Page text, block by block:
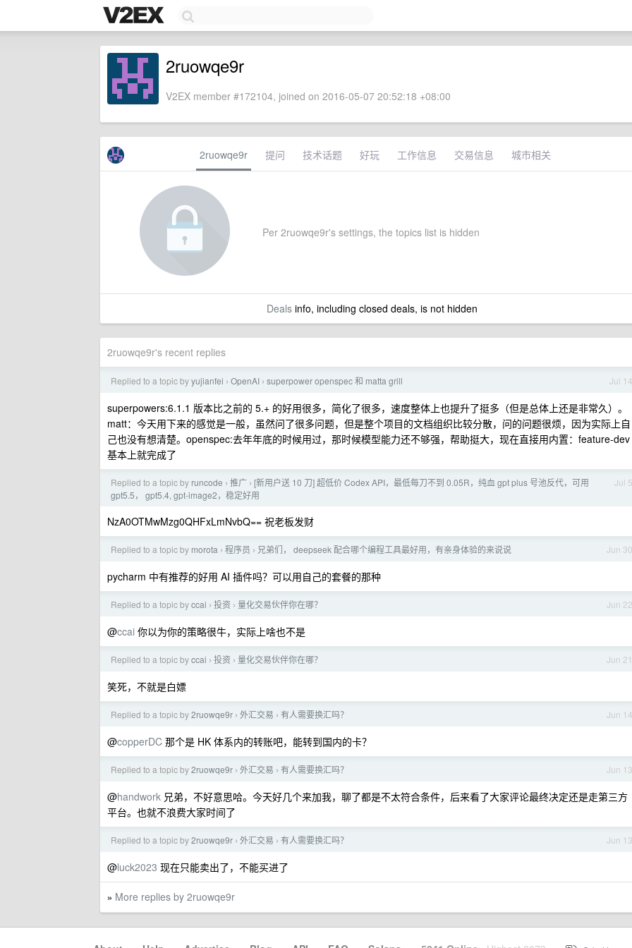
2ruowqe9r
V2EX member #172104, joined on 2016-05-07 20:52:18 +08:00
2ruowqe9r 提问 技术话题 好玩 工作信息 交易信息 城市相关
Per 2ruowqe9r's settings, the topics list is hidden
Dealsinfo, including closed deals, is not hidden
2ruowqe9r's recent replies
Jul 14
Replied to a topic byyujianfei › OpenAI › superpower openspec 和 matta grill
superpowers:6.1.1 版本比之前的 5.+ 的好用很多，简化了很多，速度整体上也提升了挺多（但是总体上还是非常久）。
matt：今天用下来的感觉是一般，虽然问了很多问题，但是整个项目的文档组织比较分散，问的问题很烦，因为实际上自
己也没有想清楚。openspec:去年年底的时候用过，那时候模型能力还不够强，帮助挺大，现在直接用内置：feature-dev
基本上就完成了
Jul 5
Replied to a topic by runcode › 推广 › [新用户送 10 刀] 超低价 Codex API，最低每刀不到 0.05R，纯血 gpt plus 号池反代，可用
gpt5.5， gpt5.4, gpt-image2，稳定好用
NzA0OTMwMzg0QHFxLmNvbQ== 祝老板发财
Jun 30
Replied to a topic by morota › 程序员 › 兄弟们， deepseek 配合哪个编程工具最好用，有亲身体验的来说说
pycharm 中有推荐的好用 AI 插件吗？可以用自己的套餐的那种
Jun 22
Replied to a topic byccai › 投资 › 量化交易伙伴你在哪？
@ccai 你以为你的策略很牛，实际上啥也不是
Jun 21
Replied to a topic byccai › 投资 › 量化交易伙伴你在哪？
笑死，不就是白嫖
Jun 14
Replied to a topic by2ruowqe9r › 外汇交易 › 有人需要换汇吗？
@copperDC 那个是 HK 体系内的转账吧，能转到国内的卡？
Jun 13
Replied to a topic by2ruowqe9r › 外汇交易 › 有人需要换汇吗？
@handwork 兄弟，不好意思哈。今天好几个来加我，聊了都是不太符合条件，后来看了大家评论最终决定还是走第三方
平台。也就不浪费大家时间了
Jun 13
Replied to a topic by2ruowqe9r › 外汇交易 › 有人需要换汇吗？
@luck2023 现在只能卖出了，不能买进了
» More replies by 2ruowqe9r